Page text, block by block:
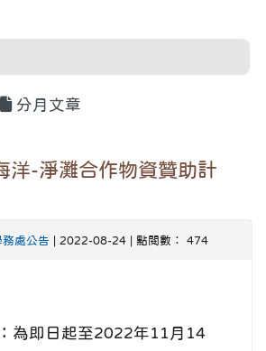
分月文章
洋-淨灘合作物資贊助計
務處公告 | 2022-08-24 | 點閱數： 474
為即日起至2022年11月14